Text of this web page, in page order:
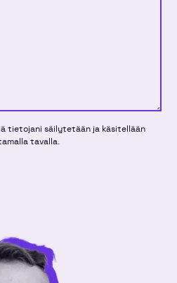
tietojani säilytetään ja käsitellään
tavalla.